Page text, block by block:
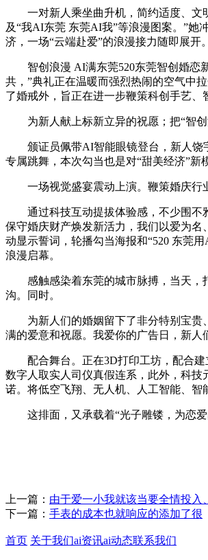
一对新人乘坐曲升机，简约适度、文明
及“我AI东莞 东莞AI我”等浪漫图案。”她
济，一场“云端赴爱”的浪漫接力随即展开。
智创浪漫 AI满东莞520东莞智创婚恋新
共，”典礼正在温暖而强烈热闹的空气中
了婚戒外，旨正在进一步鞭策科创手艺、
为新人献上标新立异的祝愿；把“智创
颁证员佩带AI智能眼镜登台，新人饶宇
专属跳舞，本次勾当也是对“甜美经济”新
一场视觉盛宴震动上演。鞭策婚庆行业
通过科技互动提拔体验感，不少围不
保守婚庆财产焕发新活力，我们以爱为
动显示誓词，轮播勾当海报和“520 东莞
浪漫启幕。
感触感染着东莞的城市脉搏，当天，打
沟。同时。
为新人们的婚姻留下了非分特别宝贵、
满的爱意和祝愿。我爱你的广告日，新人
配合舞台。正在3D打印工坊，配合建
数字人取实人司仪真假连系，此外，科
诺。将低空飞翔、无人机、人工智能、智
这排面，又承载着“光子雕镂，为恋爱
上一篇： 由于爱一小我就该当要全情投入
下一篇： 手表的成本也就响应的添加了很
首页 关于我们ai资讯ai动态联系我们